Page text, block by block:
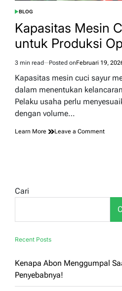
POSTED
BLOG
Kapasitas Mesin
untuk Produksi
Estimated
read
time
3 min read Posted onFebruari 19,
Kapasitas mesin cuci sayur
dalam menentukan
Pelaku usaha perlu
dengan volume…
Learn More Leave a Commenton
Cari
Recent Posts
Kenapa Abon Menggumpal
Penyebabnya!